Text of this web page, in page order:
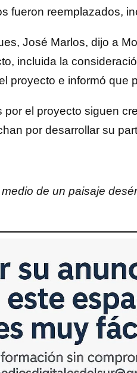
fueron reemplazados,
José Marlos, dijo a
incluida la
proyecto e informó que
el proyecto siguen
por desarrollar su
de un paisaje